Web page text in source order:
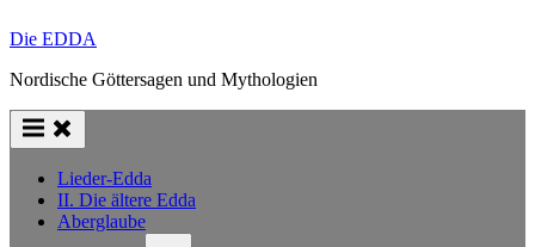
Die EDDA
Nordische Göttersagen und Mythologien
Lieder-Edda
II. Die ältere Edda
Aberglaube